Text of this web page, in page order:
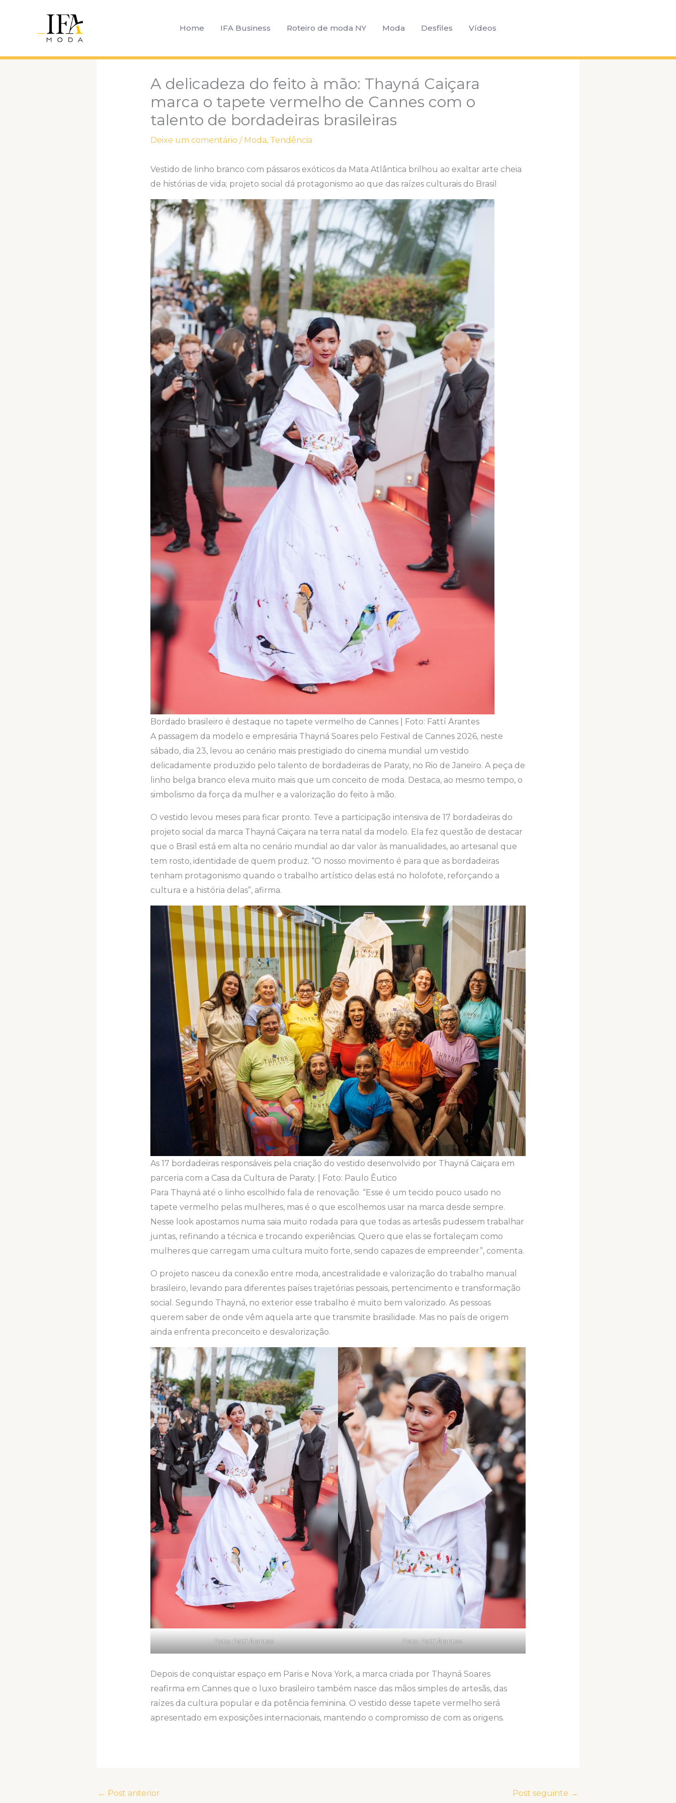
Home IFA Business Roteiro de moda NY Moda Desfiles Vídeos
A delicadeza do feito à mão: Thayná Caiçara
marca o tapete vermelho de Cannes com o
talento de bordadeiras brasileiras
Deixe um comentário / Moda, Tendência
Vestido de linho branco com pássaros exóticos da Mata Atlântica brilhou ao exaltar arte cheia
de histórias de vida; projeto social dá protagonismo ao que das raízes culturais do Brasil
Bordado brasileiro é destaque no tapete vermelho de Cannes | Foto: Fattí Ärantes
A passagem da modelo e empresária Thayná Soares pelo Festival de Cannes 2026, neste
sábado, dia 23, levou ao cenário mais prestigiado do cinema mundial um vestido
delicadamente produzido pelo talento de bordadeiras de Paraty, no Rio de Janeiro. A peça de
linho belga branco eleva muito mais que um conceito de moda. Destaca, ao mesmo tempo, o
simbolismo da força da mulher e a valorização do feito à mão.
O vestido levou meses para ficar pronto. Teve a participação intensiva de 17 bordadeiras do
projeto social da marca Thayná Caiçara na terra natal da modelo. Ela fez questão de destacar
que o Brasil está em alta no cenário mundial ao dar valor às manualidades, ao artesanal que
tem rosto, identidade de quem produz. “O nosso movimento é para que as bordadeiras
tenham protagonismo quando o trabalho artístico delas está no holofote, reforçando a
cultura e a história delas”, afirma.
As 17 bordadeiras responsáveis pela criação do vestido desenvolvido por Thayná Caiçara em
parceria com a Casa da Cultura de Paraty. | Foto: Paulo Êutico
Para Thayná até o linho escolhido fala de renovação. “Esse é um tecido pouco usado no
tapete vermelho pelas mulheres, mas é o que escolhemos usar na marca desde sempre.
Nesse look apostamos numa saia muito rodada para que todas as artesãs pudessem trabalhar
juntas, refinando a técnica e trocando experiências. Quero que elas se fortaleçam como
mulheres que carregam uma cultura muito forte, sendo capazes de empreender”, comenta.
O projeto nasceu da conexão entre moda, ancestralidade e valorização do trabalho manual
brasileiro, levando para diferentes países trajetórias pessoais, pertencimento e transformação
social. Segundo Thayná, no exterior esse trabalho é muito bem valorizado. As pessoas
querem saber de onde vêm aquela arte que transmite brasilidade. Mas no país de origem
ainda enfrenta preconceito e desvalorização.
Foto: Fattí Ärantes Foto: Fattí Ärantes
Depois de conquistar espaço em Paris e Nova York, a marca criada por Thayná Soares
reafirma em Cannes que o luxo brasileiro também nasce das mãos simples de artesãs, das
raízes da cultura popular e da potência feminina. O vestido desse tapete vermelho será
apresentado em exposições internacionais, mantendo o compromisso de com as origens.
← Post anterior Post seguinte →